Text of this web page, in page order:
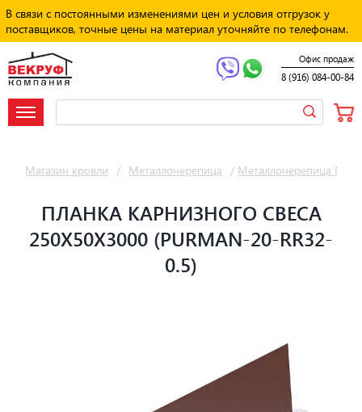
В связи с постоянными изменениями цен и условия отгрузок у
поставщиков, точные цены на материал уточняйте по телефонам.
Офис продаж
8 (916) 084-00-84
Магазин кровли / Металлочерепица / Металлочерепица
ПЛАНКА КАРНИЗНОГО СВЕСА
250Х50Х3000 (PURMAN-20-RR32-
0.5)